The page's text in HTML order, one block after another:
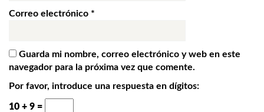
Correo electrónico *
Guarda mi nombre, correo electrónico y web en este
navegador para la próxima vez que comente.
Por favor, introduce una respuesta en dígitos:
10 + 9 =